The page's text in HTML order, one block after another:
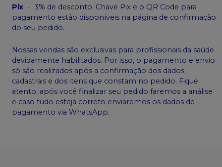
Pix - 3% de desconto. Chave Pix e o QR Code para
pagamento estão disponíveis na página de confirmação
do seu pedido.
Nossas vendas são exclusivas para profissionais da saúde
devidamente habilitados. Por isso, o pagamento e envio
só são realizados após a confirmação dos dados
cadastrais e dos itens que constam no pedido. Fique
atento, após você finalizar seu pedido faremos a análise
e caso tudo esteja correto enviaremos os dados de
pagamento via WhatsApp.